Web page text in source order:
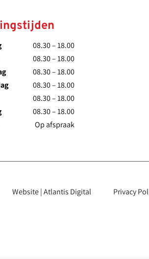
08.30 – 18.00
08.30 – 18.00
08.30 – 18.00
08.30 – 18.00
08.30 – 18.00
08.30 – 18.00
Op afspraak
Website | Atlantis Digital Privacy